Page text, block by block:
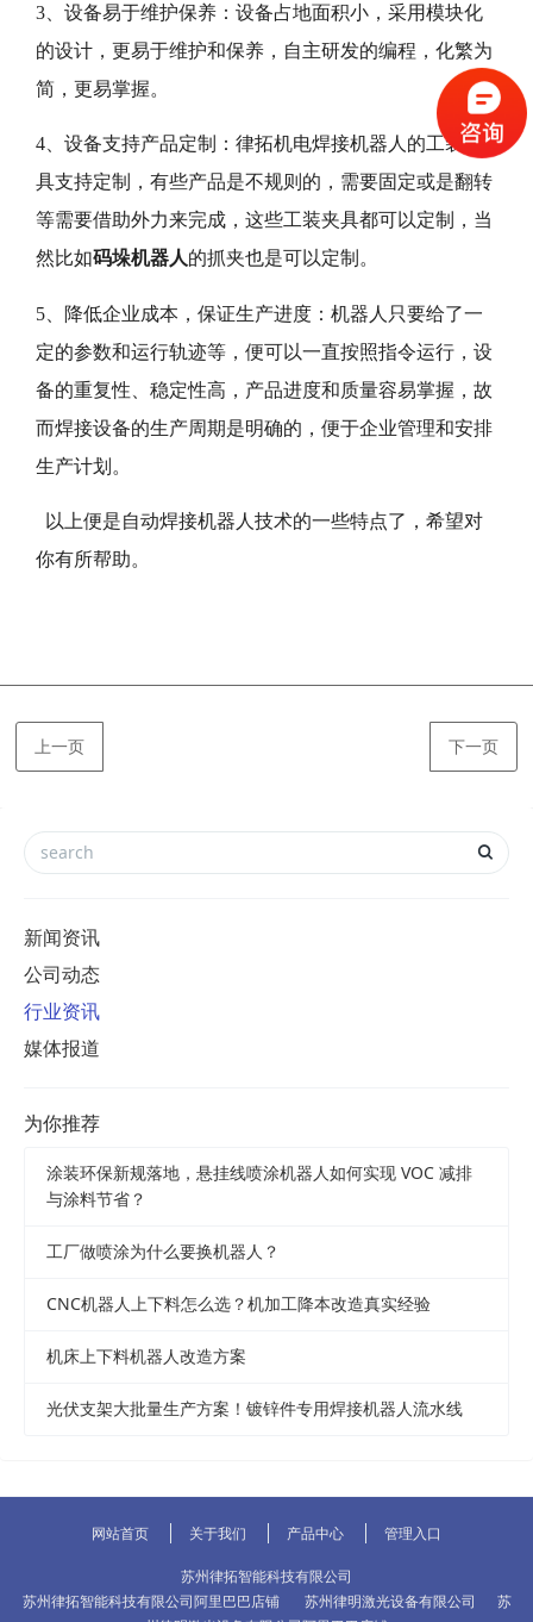
3、设备易于维护保养：设备占地面积小，采用模块化
的设计，更易于维护和保养，自主研发的编程，化繁为
简，更易掌握。
4、设备支持产品定制：律拓机电焊接机器人的工装夹
具支持定制，有些产品是不规则的，需要固定或是翻转
等需要借助外力来完成，这些工装夹具都可以定制，当
然比如码垛机器人的抓夹也是可以定制。
5、降低企业成本，保证生产进度：机器人只要给了一
定的参数和运行轨迹等，便可以一直按照指令运行，设
备的重复性、稳定性高，产品进度和质量容易掌握，故
而焊接设备的生产周期是明确的，便于企业管理和安排
生产计划。
以上便是自动焊接机器人技术的一些特点了，希望对
你有所帮助。
上一页 下一页
新闻资讯
公司动态
行业资讯
媒体报道
为你推荐
涂装环保新规落地，悬挂线喷涂机器人如何实现 VOC 减排
与涂料节省？
工厂做喷涂为什么要换机器人？
CNC机器人上下料怎么选？机加工降本改造真实经验
机床上下料机器人改造方案
光伏支架大批量生产方案！镀锌件专用焊接机器人流水线
网站首页 关于我们 产品中心 管理入口
苏州律拓智能科技有限公司
苏州律拓智能科技有限公司阿里巴巴店铺
苏州律明激光设备有限公司
苏